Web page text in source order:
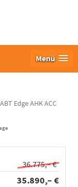
Menü
Edge AHK ACC
36.775,– €
35.890,– €